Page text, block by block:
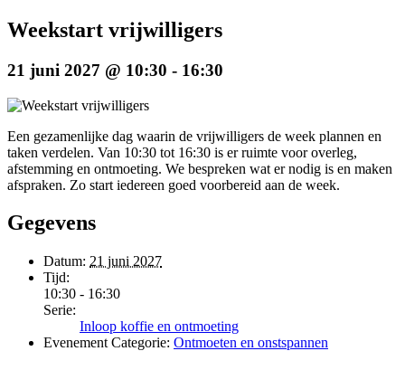
Weekstart vrijwilligers
21 juni 2027 @ 10:30 - 16:30
Een gezamenlijke dag waarin de vrijwilligers de week plannen en
taken verdelen. Van 10:30 tot 16:30 is er ruimte voor overleg,
afstemming en ontmoeting. We bespreken wat er nodig is en maken
afspraken. Zo start iedereen goed voorbereid aan de week.
Gegevens
Datum: 21 juni 2027
Tijd:
10:30 - 16:30
Serie:
Inloop koffie en ontmoeting
Evenement Categorie: Ontmoeten en onstspannen